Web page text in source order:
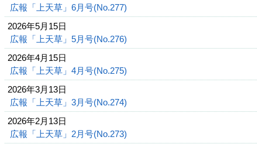
広報「上天草」6月号(No.277)
2026年5月15日
広報「上天草」5月号(No.276)
2026年4月15日
広報「上天草」4月号(No.275)
2026年3月13日
広報「上天草」3月号(No.274)
2026年2月13日
広報「上天草」2月号(No.273)